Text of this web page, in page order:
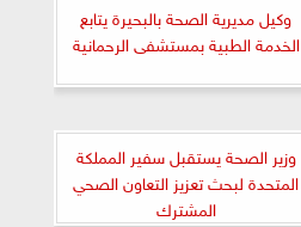
وكيل مديرية الصحة بالبحيرة يتابع
الخدمة الطبية بمستشفى الرحمانية
وزير الصحة يستقبل سفير المملكة
المتحدة لبحث تعزيز التعاون الصحي
المشترك